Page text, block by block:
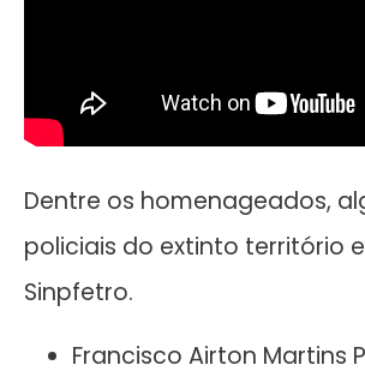
Dentre os homenageados,
policiais do extinto território
Sinpfetro.
Francisco Airton Martins